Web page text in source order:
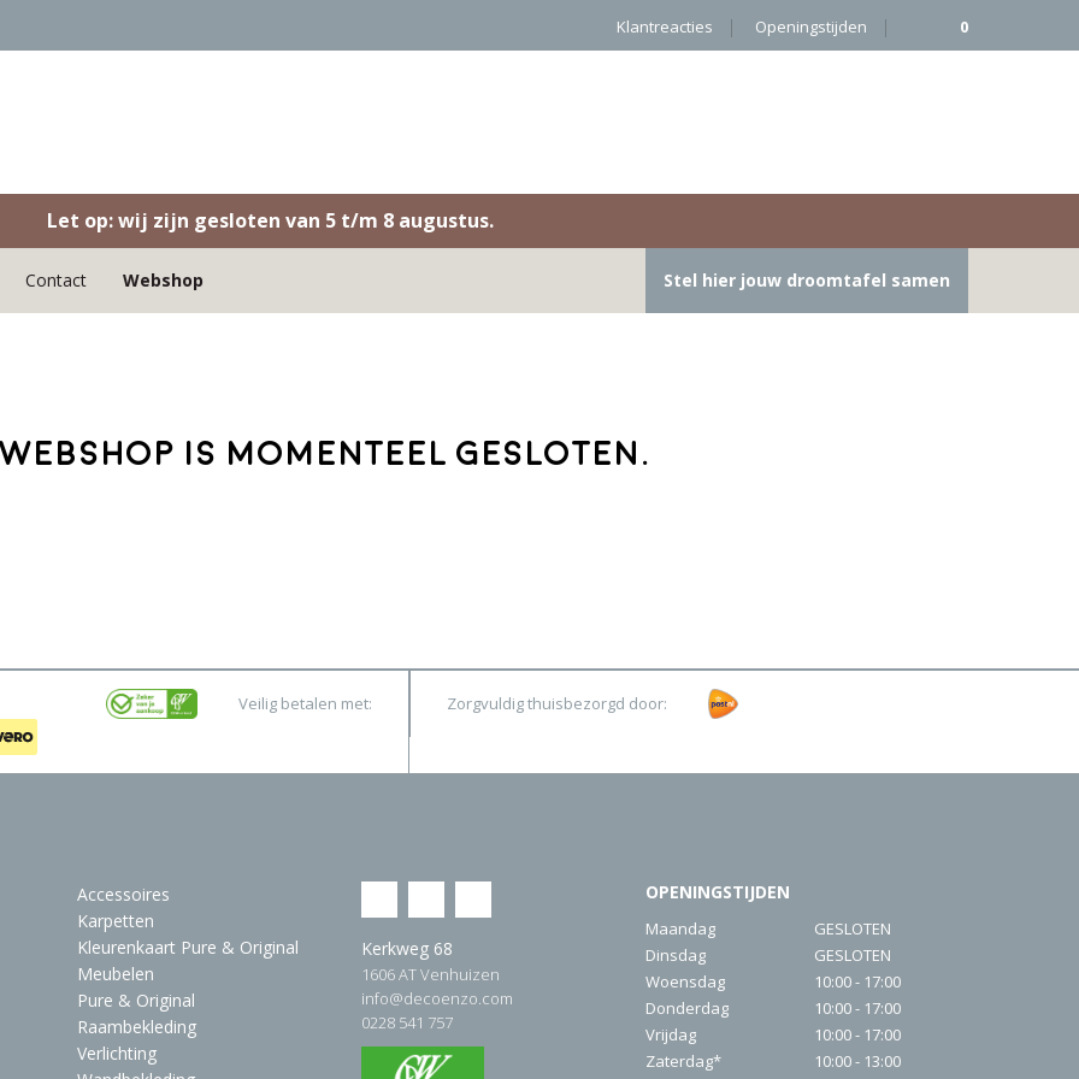
Klantreacties Openingstijden 0
Let op: wij zijn gesloten van 5 t/m 8 augustus.
Contact Webshop Stel hier jouw droomtafel samen
is momenteel gesloten.
Veilig betalen met: Zorgvuldig thuisbezorgd door:
Accessoires
Karpetten
Kleurenkaart Pure & Original
Meubelen
Pure & Original
Raambekleding
Verlichting
Kerkweg 68
1606 AT Venhuizen
info@decoenzo.com
0228 541 757
OPENINGSTIJDEN
Maandag
GESLOTEN
Dinsdag
GESLOTEN
Woensdag
10:00 - 17:00
Donderdag
10:00 - 17:00
Vrijdag
10:00 - 17:00
Zaterdag*
10:00 - 13:00